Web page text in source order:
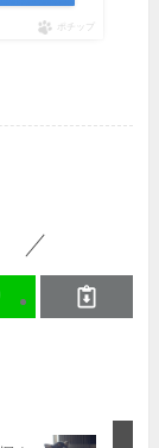
ポチップ